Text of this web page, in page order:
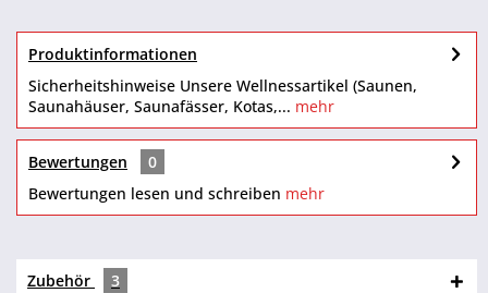
Produktinformationen
Sicherheitshinweise Unsere Wellnessartikel (Saunen,
Saunahäuser, Saunafässer, Kotas,... mehr
Bewertungen
0
Bewertungen lesen und schreiben mehr
Zubehör 3